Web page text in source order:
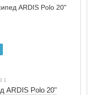
1
ARDIS Polo 20"